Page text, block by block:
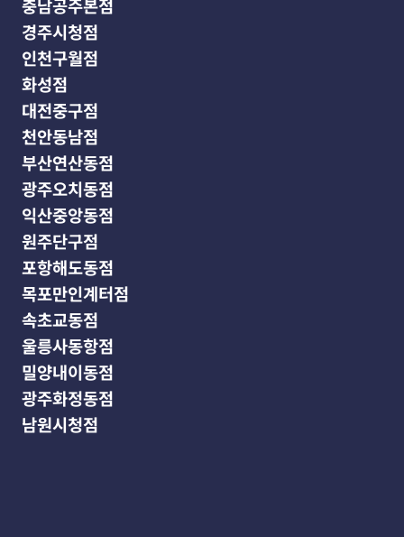
경주시청점
인천구월점
화성점
대전중구점
천안동남점
부산연산동점
광주오치동점
익산중앙동점
원주단구점
포항해도동점
목포만인계터점
속초교동점
울릉사동항점
밀양내이동점
광주화정동점
남원시청점